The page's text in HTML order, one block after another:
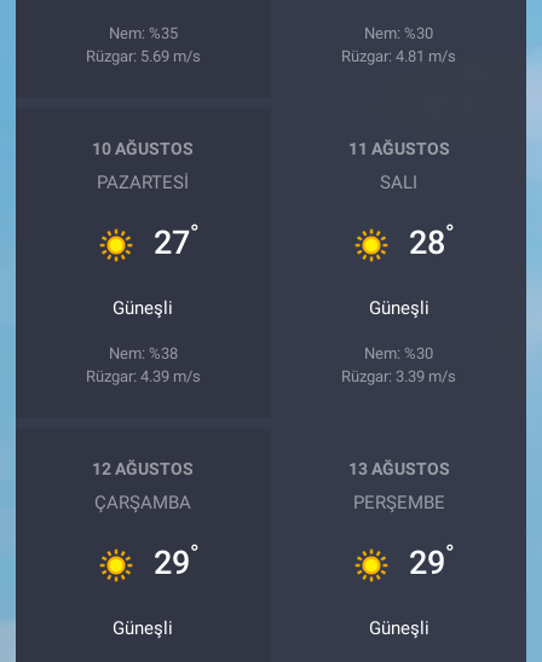
Nem: %35
Rüzgar: 5.69 m/s
Nem: %30
Rüzgar: 4.81 m/s
10 AĞUSTOS
PAZARTESI
27°
Güneşli
Nem: %38
Rüzgar: 4.39 m/s
11 AĞUSTOS
SALI
28°
Güneşli
Nem: %30
Rüzgar: 3.39 m/s
12 AĞUSTOS
ÇARŞAMBA
29°
Güneşli
13 AĞUSTOS
PERŞEMBE
29°
Güneşli